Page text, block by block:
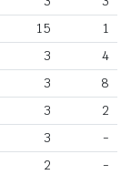
15
1
3
4
3
8
3
2
3
-
2
-